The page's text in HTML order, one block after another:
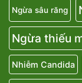
Ngừa sâu răng
Ngừa thiếu
Nhiễm Candida